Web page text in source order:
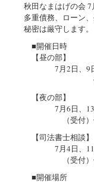
秋田なまはげの会 7
多重債務、ローン
秘密は厳守します。
■開催日時
【昼の部】
7月2日、9日、
午後 1
【夜の部】
7月6日、13日
（受付）午
【司法書士相談】
7月4日、11日
（受付）午後
■開催場所